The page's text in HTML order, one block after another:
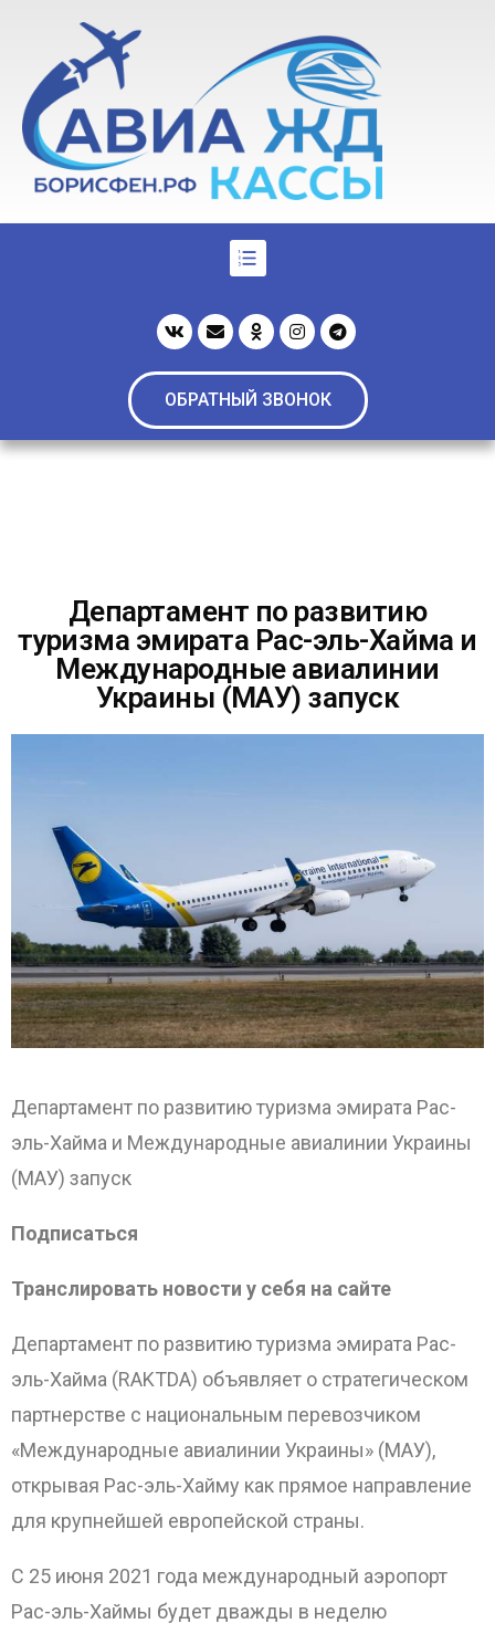
ОБРАТНЫЙ ЗВОНОК
Департамент по развитию
туризма эмирата Рас-эль-Хайма и
Международные авиалинии
Украины (МАУ) запуск
Департамент по развитию туризма эмирата Рас-
эль-Хайма и Международные авиалинии Украины
(МАУ) запуск
Подписаться
Транслировать новости у себя на сайте
Департамент по развитию туризма эмирата Рас-
эль-Хайма (RAKTDA) объявляет о стратегическом
партнерстве с национальным перевозчиком
«Международные авиалинии Украины» (МАУ),
открывая Рас-эль-Хайму как прямое направление
для крупнейшей европейской страны.
С 25 июня 2021 года международный аэропорт
Рас-эль-Хаймы будет дважды в неделю